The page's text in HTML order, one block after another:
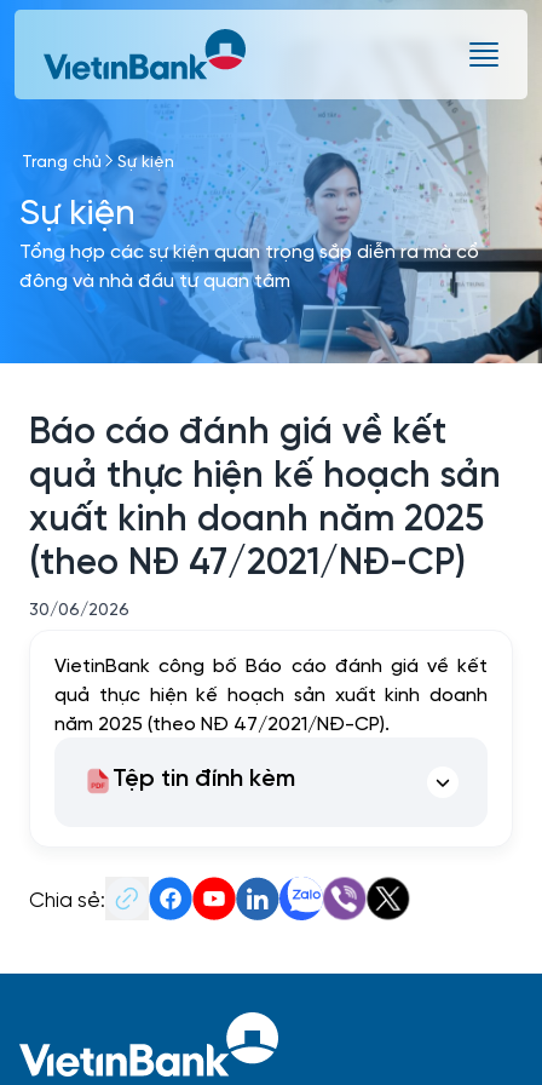
Skip to Main Content
Trang chủ Sự kiện
Sự kiện
Tổng hợp các sự kiện quan trọng sắp diễn ra mà cổ
đông và nhà đầu tư quan tâm
Báo cáo đánh giá về kết
quả thực hiện kế hoạch sản
xuất kinh doanh năm 2025
(theo NĐ 47/2021/NĐ-CP)
30/06/2026
VietinBank công bố Báo cáo đánh giá về kết
quả thực hiện kế hoạch sản xuất kinh doanh
năm 2025 (theo NĐ 47/2021/NĐ-CP).
Tệp tin đính kèm
Chia sẻ: